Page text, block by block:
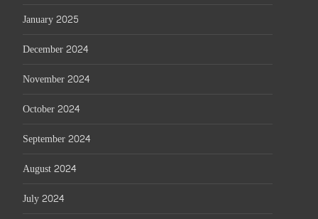
January 2025
December 2024
November 2024
October 2024
September 2024
August 2024
July 2024